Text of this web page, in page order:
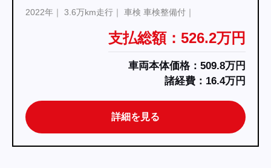
2022年 3.6万km走行 車検 車検整備付
支払総額：526.2万円
車両本体価格：509.8万円
諸経費：16.4万円
詳細を見る